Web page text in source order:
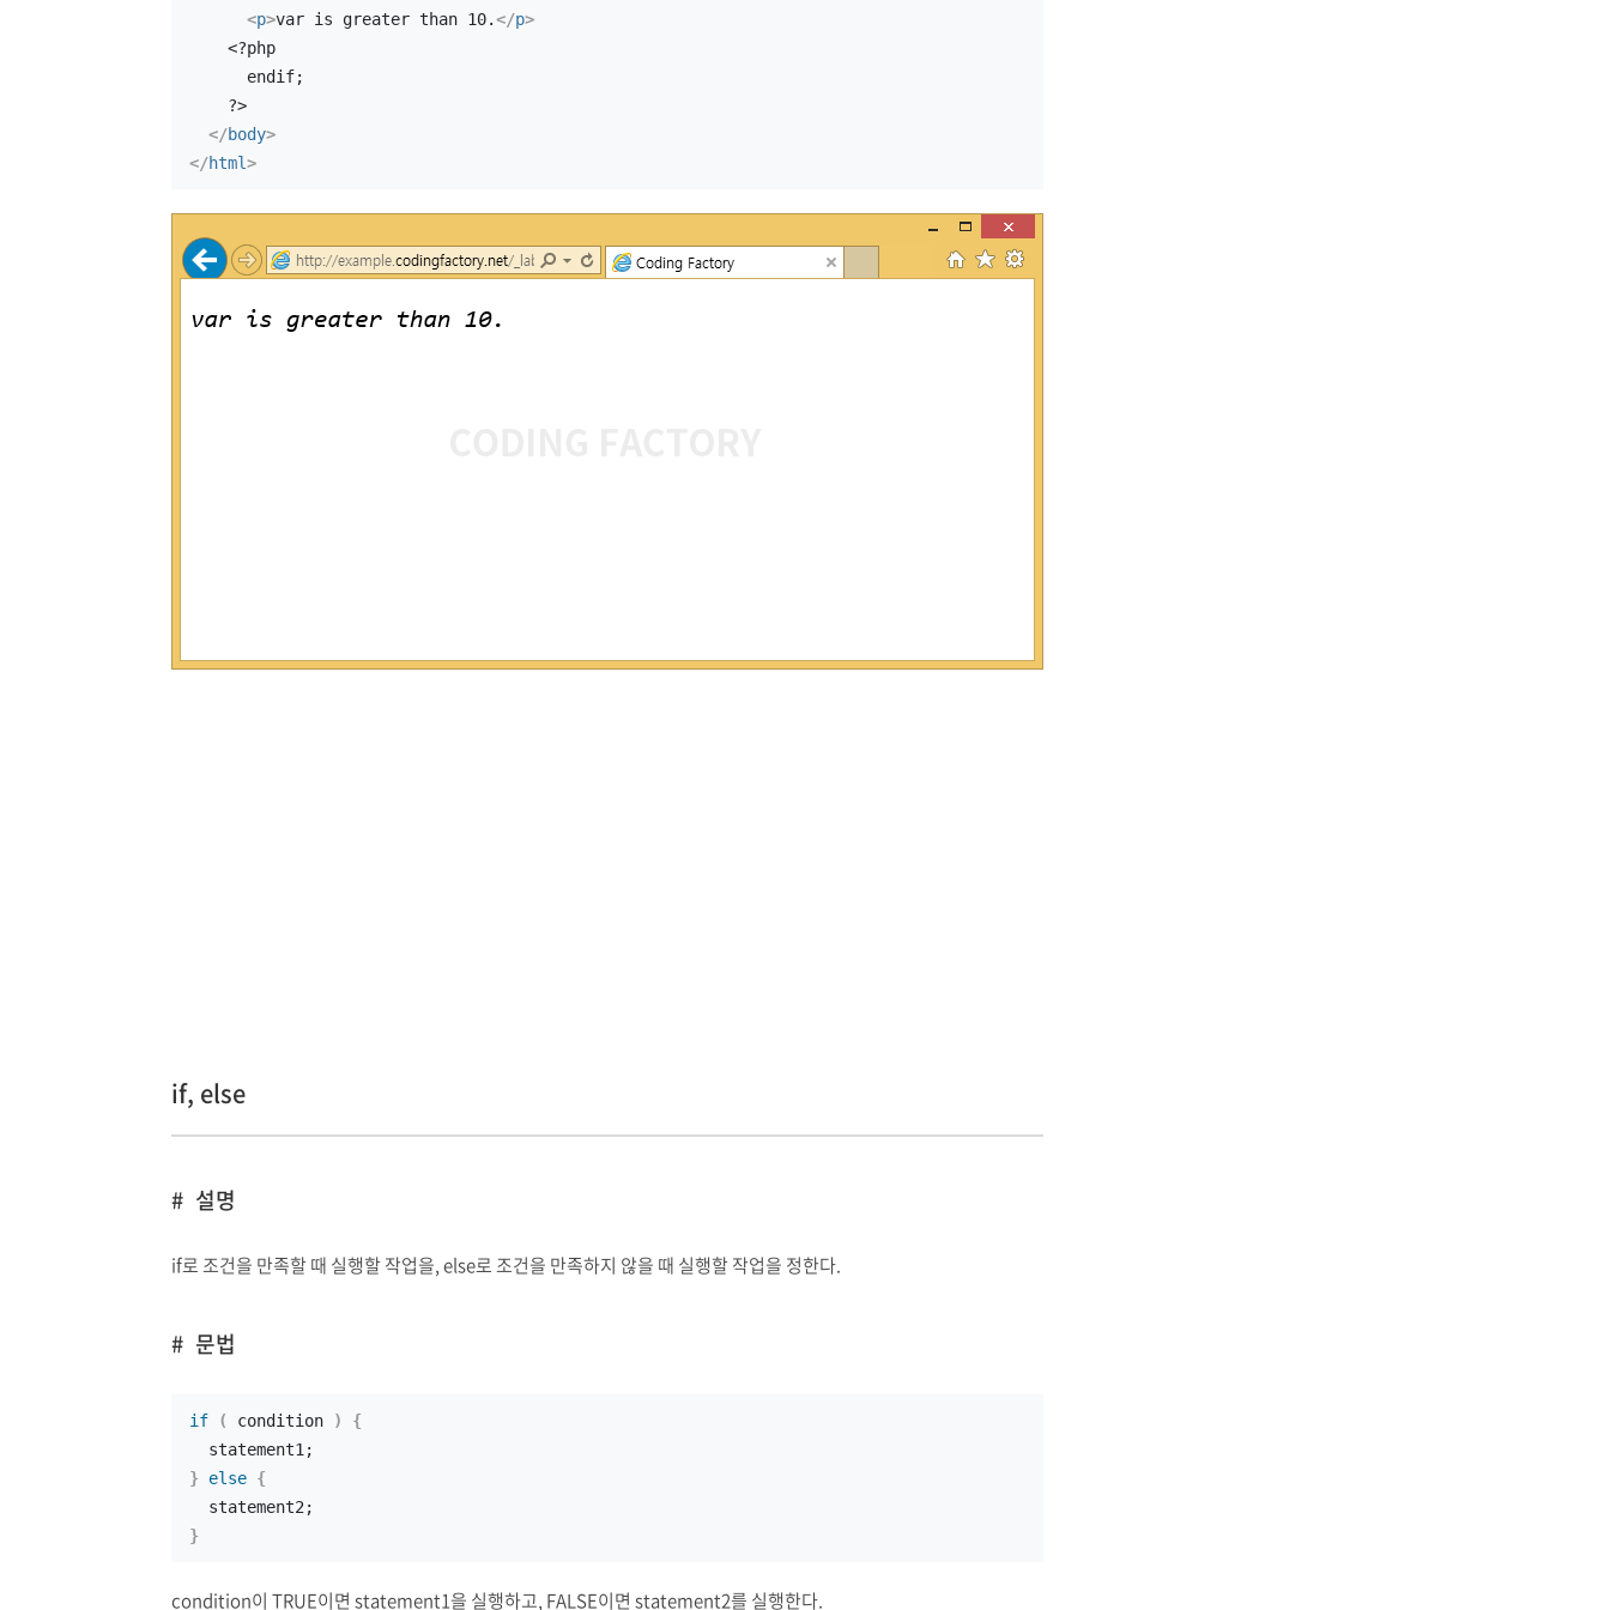
<p>var is greater than 10.</p>
    <?php
      endif;
    ?>
</body>
</html>
if, else
설명
if로 조건을 만족할 때 실행할 작업을, else로 조건을 만족하지 않을 때 실행할 작업을 정한다.
문법
if ( condition )
{
  statement1;
}
else {
  statement2;
}
condition이 TRUE이면 statement1을 실행하고, FALSE이면 statement2를 실행한다.